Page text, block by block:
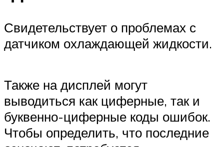
Свидетельствует о проблемах с
датчиком охлаждающей жидкости.
Также на дисплей могут
выводиться как циферные, так и
буквенно-циферные коды ошибок.
Чтобы определить, что последние